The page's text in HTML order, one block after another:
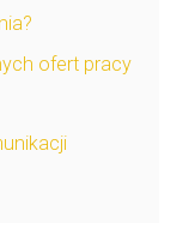
ofert pracy